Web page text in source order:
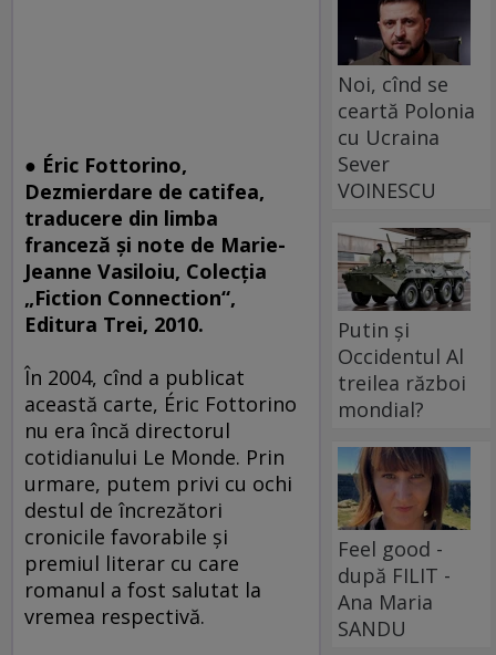
● Éric Fottorino,
Dezmierdare de catifea,
traducere din limba
franceză şi note de Marie-
Jeanne Vasiloiu, Colecţia
„Fiction Connection“,
Editura Trei, 2010.
În 2004, cînd a publicat
această carte, Éric Fottorino
nu era încă directorul
cotidianului Le Monde. Prin
urmare, putem privi cu ochi
destul de încrezători
cronicile favorabile şi
premiul literar cu care
romanul a fost salutat la
vremea respectivă.
Noi, cînd se
ceartă Polonia
cu Ucraina
Sever
VOINESCU
Putin și
Occidentul Al
treilea război
mondial?
Feel good -
după FILIT -
Ana Maria
SANDU